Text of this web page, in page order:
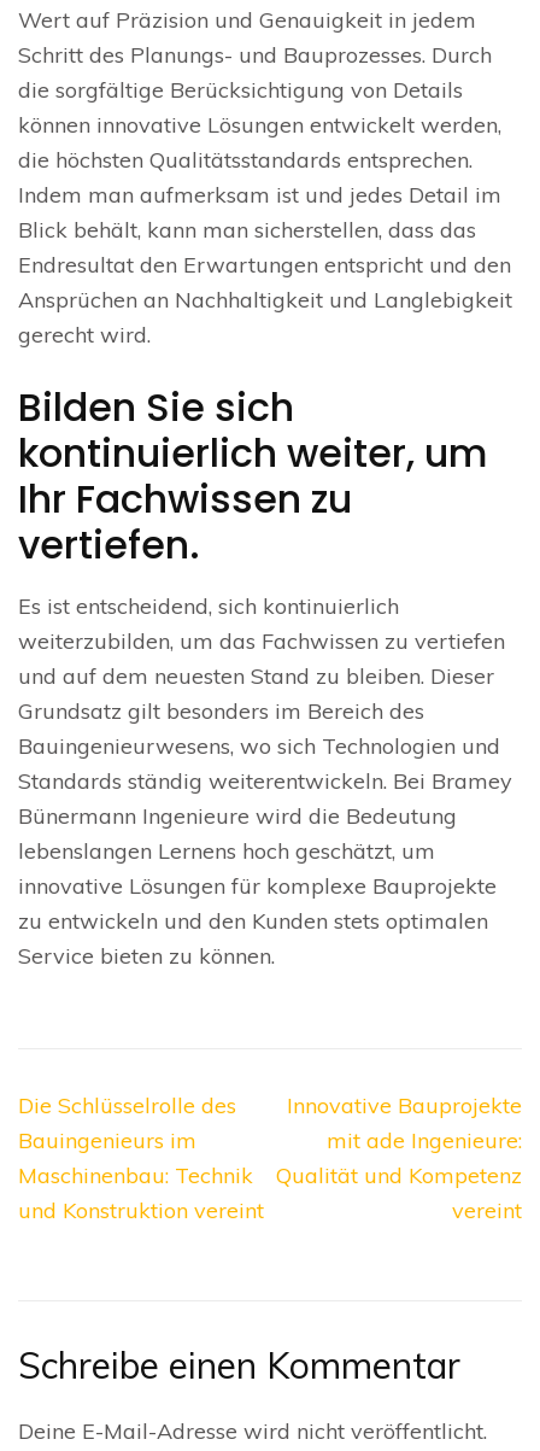
Wert auf Präzision und Genauigkeit in jedem
Schritt des Planungs- und Bauprozesses. Durch
die sorgfältige Berücksichtigung von Details
können innovative Lösungen entwickelt werden,
die höchsten Qualitätsstandards entsprechen.
Indem man aufmerksam ist und jedes Detail im
Blick behält, kann man sicherstellen, dass das
Endresultat den Erwartungen entspricht und den
Ansprüchen an Nachhaltigkeit und Langlebigkeit
gerecht wird.
Bilden Sie sich
kontinuierlich weiter, um
Ihr Fachwissen zu
vertiefen.
Es ist entscheidend, sich kontinuierlich
weiterzubilden, um das Fachwissen zu vertiefen
und auf dem neuesten Stand zu bleiben. Dieser
Grundsatz gilt besonders im Bereich des
Bauingenieurwesens, wo sich Technologien und
Standards ständig weiterentwickeln. Bei Bramey
Bünermann Ingenieure wird die Bedeutung
lebenslangen Lernens hoch geschätzt, um
innovative Lösungen für komplexe Bauprojekte
zu entwickeln und den Kunden stets optimalen
Service bieten zu können.
Beitragsnavigation
Die Schlüsselrolle des
Bauingenieurs im
Maschinenbau: Technik
und Konstruktion vereint
Innovative Bauprojekte
mit ade Ingenieure:
Qualität und Kompetenz
vereint
Schreibe einen Kommentar
Deine E-Mail-Adresse wird nicht veröffentlicht.